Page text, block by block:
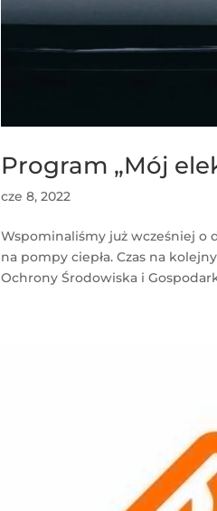
Program „Mój
cze 8, 2022
Wspominaliśmy już wcześniej o
na pompy ciepła. Czas na
Ochrony Środowiska i